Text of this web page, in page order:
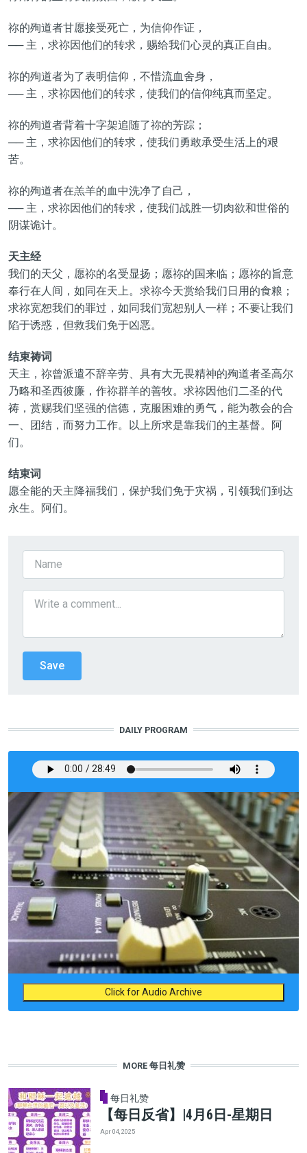
祢的殉道者甘愿接受死亡，为信仰作证，
── 主，求祢因他们的转求，赐给我们心灵的真正自由。
祢的殉道者为了表明信仰，不惜流血舍身，
── 主，求祢因他们的转求，使我们的信仰纯真而坚定。
祢的殉道者背着十字架追随了祢的芳踪；
── 主，求祢因他们的转求，使我们勇敢承受生活上的艰
苦。
祢的殉道者在羔羊的血中洗净了自己，
── 主，求祢因他们的转求，使我们战胜一切肉欲和世俗的
阴谋诡计。
天主经
我们的天父，愿祢的名受显扬；愿祢的国来临；愿祢的旨意
奉行在人间，如同在天上。求祢今天赏给我们日用的食粮；
求祢宽恕我们的罪过，如同我们宽恕别人一样；不要让我们
陷于诱惑，但救我们免于凶恶。
结束祷词
天主，祢曾派遣不辞辛劳、具有大无畏精神的殉道者圣高尔
乃略和圣西彼廉，作祢群羊的善牧。求祢因他们二圣的代
祷，赏赐我们坚强的信德，克服困难的勇气，能为教会的合
一、团结，而努力工作。以上所求是靠我们的主基督。阿
们。
结束词
愿全能的天主降福我们，保护我们免于灾祸，引领我们到达
永生。阿们。
DAILY PROGRAM
Click for Audio Archive
MORE 每日礼赞
每日礼赞
【每日反省】|4月6日-星期日
Apr 04, 2025